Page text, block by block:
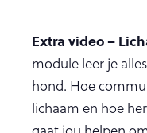
Extra video –
module leer je
hond. Hoe
lichaam en hoe